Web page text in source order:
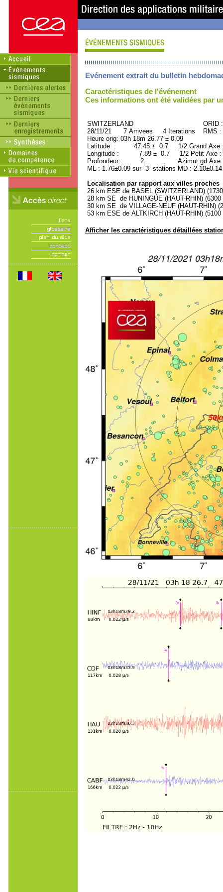
Evénement extrait du bulletin
Caractéristiques de l'événement
Ces informations ont été validées par
SWITZERLAND ORID :
28/11/21 7 Arrivees 4 Iterations RMS :
Heure orig: 03h 18m 26.77 ± 0.09
Latitude : 47.45 ± 0.7 1/2 Grand
Longitude : 7.89 ± 0.7 1/2 Petit Axe
Profondeur: 2. Azimut gd Axe :
ML : 1.76±0.09 sur 3 stations MD :
Localisation par rapport aux villes proches
26 km ESE de BASEL (SWITZERLAND)
28 km SE de HUNINGUE (HAUT-RHIN) (6300
30 km SE de VILLAGE-NEUF (HAUT-RHIN)
53 km ESE de ALTKIRCH (HAUT-RHIN)
Afficher les caractéristiques détaillées